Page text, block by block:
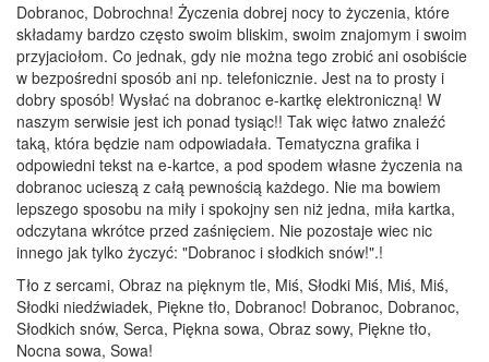
Dobranoc, Dobrochna! Życzenia dobrej nocy to życzenia, które
składamy bardzo często swoim bliskim, swoim znajomym i swoim
przyjaciołom. Co jednak, gdy nie można tego zrobić ani osobiście
w bezpośredni sposób ani np. telefonicznie. Jest na to prosty i
dobry sposób! Wysłać na dobranoc e-kartkę elektroniczną! W
naszym serwisie jest ich ponad tysiąc!! Tak więc łatwo znaleźć
taką, która będzie nam odpowiadała. Tematyczna grafika i
odpowiedni tekst na e-kartce, a pod spodem własne życzenia na
dobranoc ucieszą z całą pewnością każdego. Nie ma bowiem
lepszego sposobu na miły i spokojny sen niż jedna, miła kartka,
odczytana wkrótce przed zaśnięciem. Nie pozostaje wiec nic
innego jak tylko życzyć: "Dobranoc i słodkich snów!".!
Tło z sercami, Obraz na pięknym tle, Miś, Słodki Miś, Miś, Miś,
Słodki niedźwiadek, Piękne tło, Dobranoc! Dobranoc, Dobranoc,
Słodkich snów, Serca, Piękna sowa, Obraz sowy, Piękne tło,
Nocna sowa, Sowa!